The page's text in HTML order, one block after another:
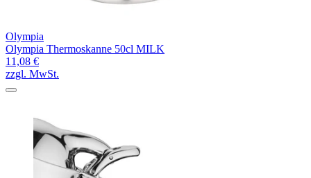
Olympia
Olympia Thermoskanne 50cl MILK
11,08 €
zzgl. MwSt.